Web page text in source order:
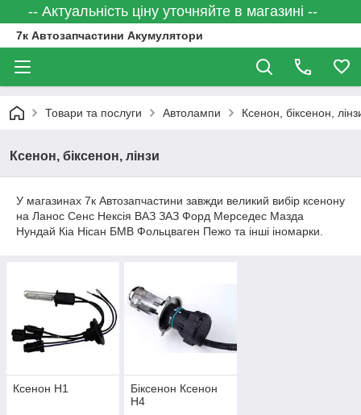
-- Актуальність ціну уточняйте в магазині --
7к Автозапчастини Акумулятори
Товари та послуги Автолампи Ксенон, біксенон,
Ксенон, біксенон, лінзи
У магазинах 7к Автозапчастини завжди великий вибір ксенону
на Ланос Сенс Нексія ВАЗ ЗАЗ Форд Мерседес Мазда
Нундай Кіа Нісан БМВ Фольцваген Пежо та інші іномарки.
Ксенон H1
Біксенон Ксенон
Н4